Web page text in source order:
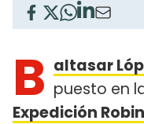
B altasar
puesto en
Expedición